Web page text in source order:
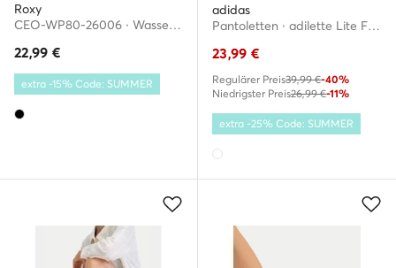
Roxy
CEO-WP80-26006 · Wassersportschuhe
22,99 €
extra -15% Code: SUMMER
adidas
Pantoletten · adilette Lite FU8297 · Weiß
23,99 €
Regulärer Preis39,99 €-40%
Niedrigster Preis26,99 €-11%
extra -25% Code: SUMMER